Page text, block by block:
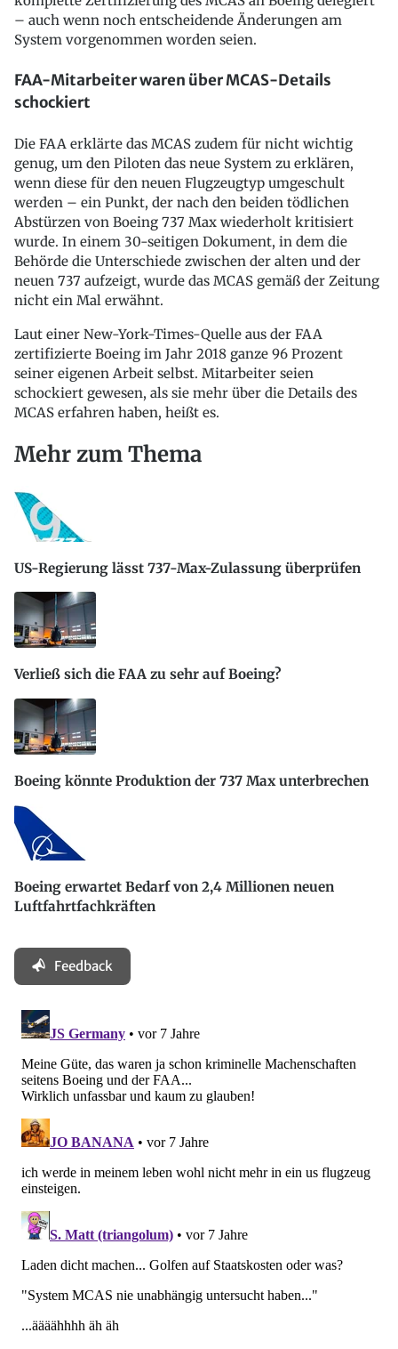
– auch wenn noch entscheidende Änderungen am
System vorgenommen worden seien.
FAA-Mitarbeiter waren über MCAS-Details
schockiert
Die FAA erklärte das MCAS zudem für nicht wichtig
genug, um den Piloten das neue System zu erklären,
wenn diese für den neuen Flugzeugtyp umgeschult
werden – ein Punkt, der nach den beiden tödlichen
Abstürzen von Boeing 737 Max wiederholt kritisiert
wurde. In einem 30-seitigen Dokument, in dem die
Behörde die Unterschiede zwischen der alten und der
neuen 737 aufzeigt, wurde das MCAS gemäß der Zeitung
nicht ein Mal erwähnt.
Laut einer New-York-Times-Quelle aus der FAA
zertifizierte Boeing im Jahr 2018 ganze 96 Prozent
seiner eigenen Arbeit selbst. Mitarbeiter seien
schockiert gewesen, als sie mehr über die Details des
MCAS erfahren haben, heißt es.
Mehr zum Thema
US-Regierung lässt 737-Max-Zulassung überprüfen
Verließ sich die FAA zu sehr auf Boeing?
Boeing könnte Produktion der 737 Max unterbrechen
Boeing erwartet Bedarf von 2,4 Millionen neuen
Luftfahrtfachkräften
Feedback